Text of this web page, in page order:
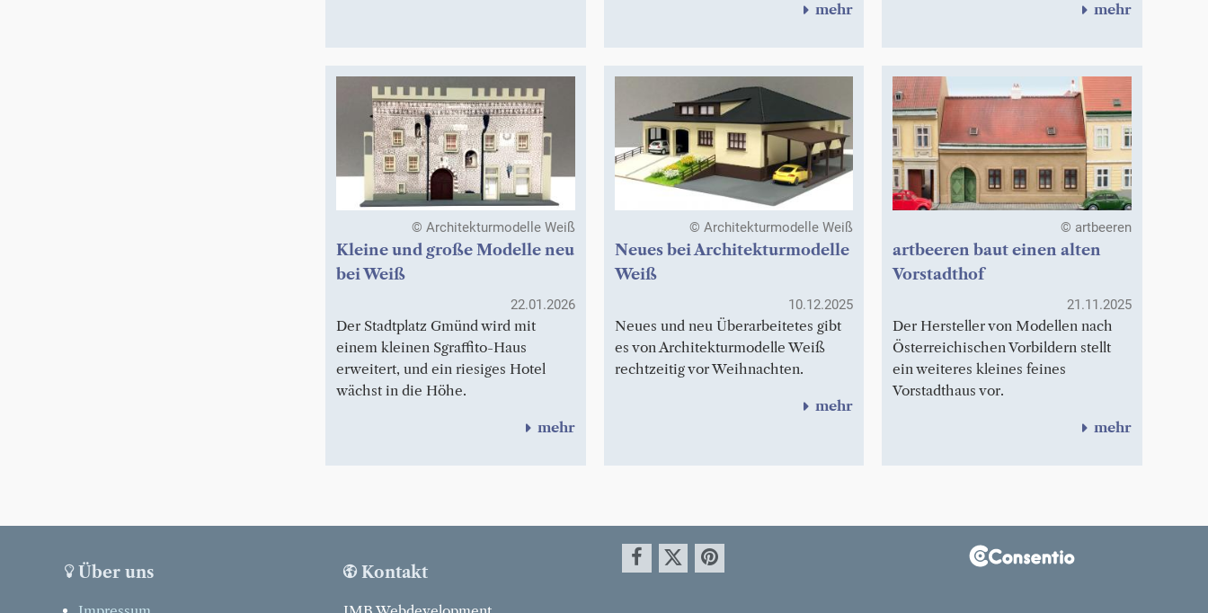
mehr mehr
© Architekturmodelle Weiß
Kleine und große Modelle neu
bei Weiß
22.01.2026
Der Stadtplatz Gmünd wird mit
einem kleinen Sgraffito-Haus
erweitert, und ein riesiges Hotel
wächst in die Höhe.
mehr
© Architekturmodelle Weiß
Neues bei Architekturmodelle
Weiß
10.12.2025
Neues und neu Überarbeitetes gibt
es von Architekturmodelle Weiß
rechtzeitig vor Weihnachten.
mehr
© artbeeren
artbeeren baut einen alten
Vorstadthof
21.11.2025
Der Hersteller von Modellen nach
Österreichischen Vorbildern stellt
ein weiteres kleines feines
Vorstadthaus vor.
mehr
Über uns Kontakt